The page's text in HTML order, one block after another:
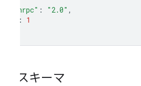
"jsonrpc" : "2.0"
:
1
入力スキーマ